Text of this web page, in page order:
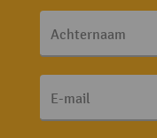
Achternaam
E-mail